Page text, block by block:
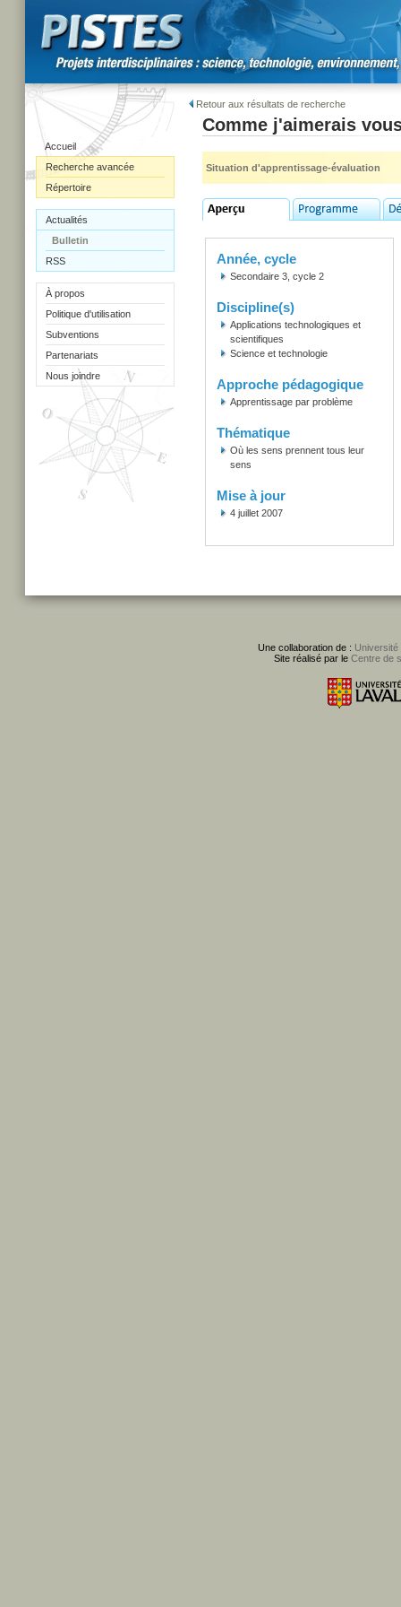
Accueil
Recherche avancée
Répertoire
Actualités
Bulletin
RSS
À propos
Politique d'utilisation
Subventions
Partenariats
Nous joindre
Retour aux résultats de recherche
Comme j'aimerais
Situation d'apprentissage-évaluation
Année, cycle
Secondaire 3, cycle 2
Discipline(s)
Applications technologiques et
scientifiques
Science et technologie
Approche pédagogique
Apprentissage par problème
Thématique
Où les sens prennent tous leur
sens
Mise à jour
4 juillet 2007
Une collaboration de : Université
Site réalisé par le Centre de